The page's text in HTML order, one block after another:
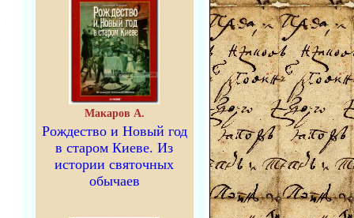
Макаров А.
Рождество и Новый год
в старом Киеве. Из
истории святочных
обычаев